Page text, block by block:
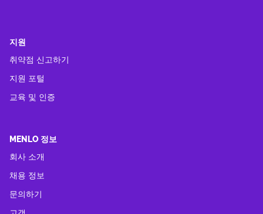
지원
취약점 신고하기
지원 포털
교육 및 인증
MENLO 정보
회사 소개
채용 정보
문의하기